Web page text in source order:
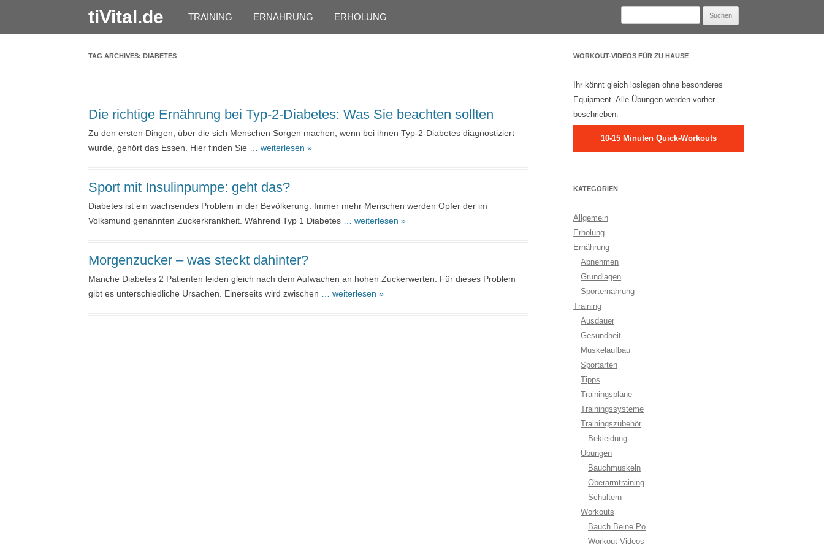
tiVital.de TRAINING ERNÄHRUNG ERHOLUNG
Suchen
TAG ARCHIVES: DIABETES
Die richtige Ernährung bei Typ-2-Diabetes: Was Sie beachten sollten
Zu den ersten Dingen, über die sich Menschen Sorgen machen, wenn bei ihnen Typ-2-Diabetes diagnostiziert
wurde, gehört das Essen. Hier finden Sie
… weiterlesen »
Sport mit Insulinpumpe: geht das?
Diabetes ist ein wachsendes Problem in der Bevölkerung. Immer mehr Menschen werden Opfer der im
Volksmund genannten Zuckerkrankheit. Während Typ 1 Diabetes
… weiterlesen »
Morgenzucker – was steckt dahinter?
Manche Diabetes 2 Patienten leiden gleich nach dem Aufwachen an hohen Zuckerwerten. Für dieses Problem
gibt es unterschiedliche Ursachen. Einerseits wird zwischen
… weiterlesen »
WORKOUT-VIDEOS FÜR ZU HAUSE
Ihr könnt gleich loslegen ohne besonderes
Equipment. Alle Übungen werden vorher
beschrieben.
10-15 Minuten Quick-Workouts
KATEGORIEN
Allgemein
Erholung
Ernährung
Abnehmen
Grundlagen
Sporternährung
Training
Ausdauer
Gesundheit
Muskelaufbau
Sportarten
Tipps
Trainingspläne
Trainingssysteme
Trainingszubehör
Bekleidung
Übungen
Bauchmuskeln
Oberarmtraining
Schultern
Workouts
Bauch Beine Po
Workout Videos